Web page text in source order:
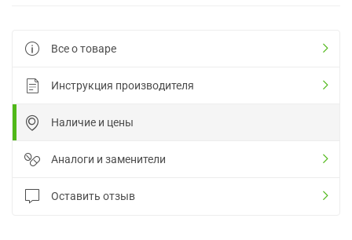
Все о товаре
Инструкция производителя
Наличие и цены
Аналоги и заменители
Оставить отзыв